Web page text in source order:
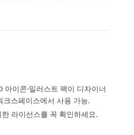
아이콘·일러스트 팩이 디자이너
스페이스에서 사용 가능.
라이선스를 꼭 확인하세요.